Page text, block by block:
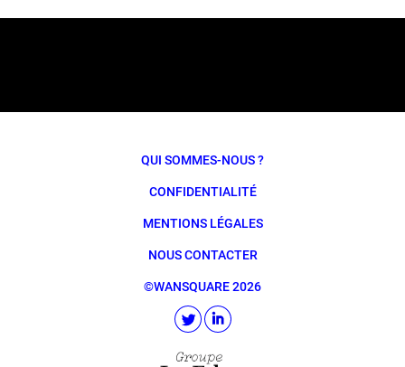
QUI SOMMES-NOUS ?
CONFIDENTIALITÉ
MENTIONS LÉGALES
NOUS CONTACTER
©WANSQUARE 2026